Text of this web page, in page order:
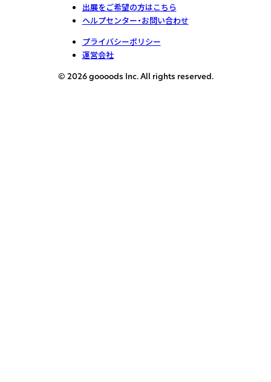
出展をご希望の方はこちら
ヘルプセンター・お問い合わせ
プライバシーポリシー
運営会社
© 2026 goooods Inc. All rights reserved.